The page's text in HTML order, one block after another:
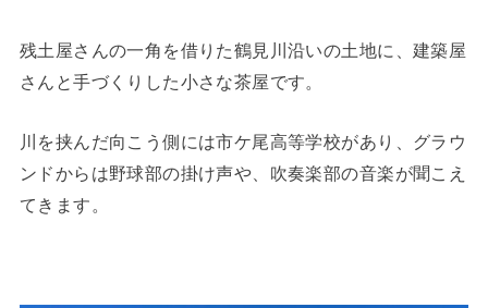
残土屋さんの一角を借りた鶴見川沿いの土地に、建築屋
さんと手づくりした小さな茶屋です。
川を挟んだ向こう側には市ケ尾高等学校があり、グラウ
ンドからは野球部の掛け声や、吹奏楽部の音楽が聞こえ
てきます。